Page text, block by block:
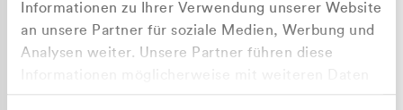
Informationen zu Ihrer Verwendung unserer Website
an unsere Partner für soziale Medien, Werbung und
Analysen weiter. Unsere Partner führen diese
Apilash Balanesan